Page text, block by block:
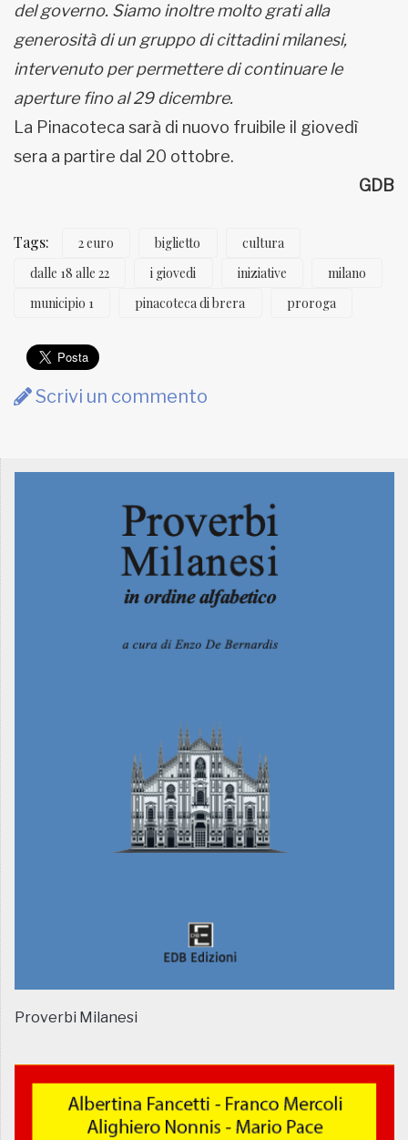
del governo. Siamo inoltre molto grati alla
generosità di un gruppo di cittadini milanesi,
intervenuto per permettere di continuare le
aperture fino al 29 dicembre.
La Pinacoteca sarà di nuovo fruibile il giovedì
sera a partire dal 20 ottobre.
GDB
Tags: 2 euro biglietto
cultura
dalle 18 alle 22
i giovedi iniziative
milano
municipio 1
pinacoteca di brera proroga
Scrivi un commento
Proverbi Milanesi